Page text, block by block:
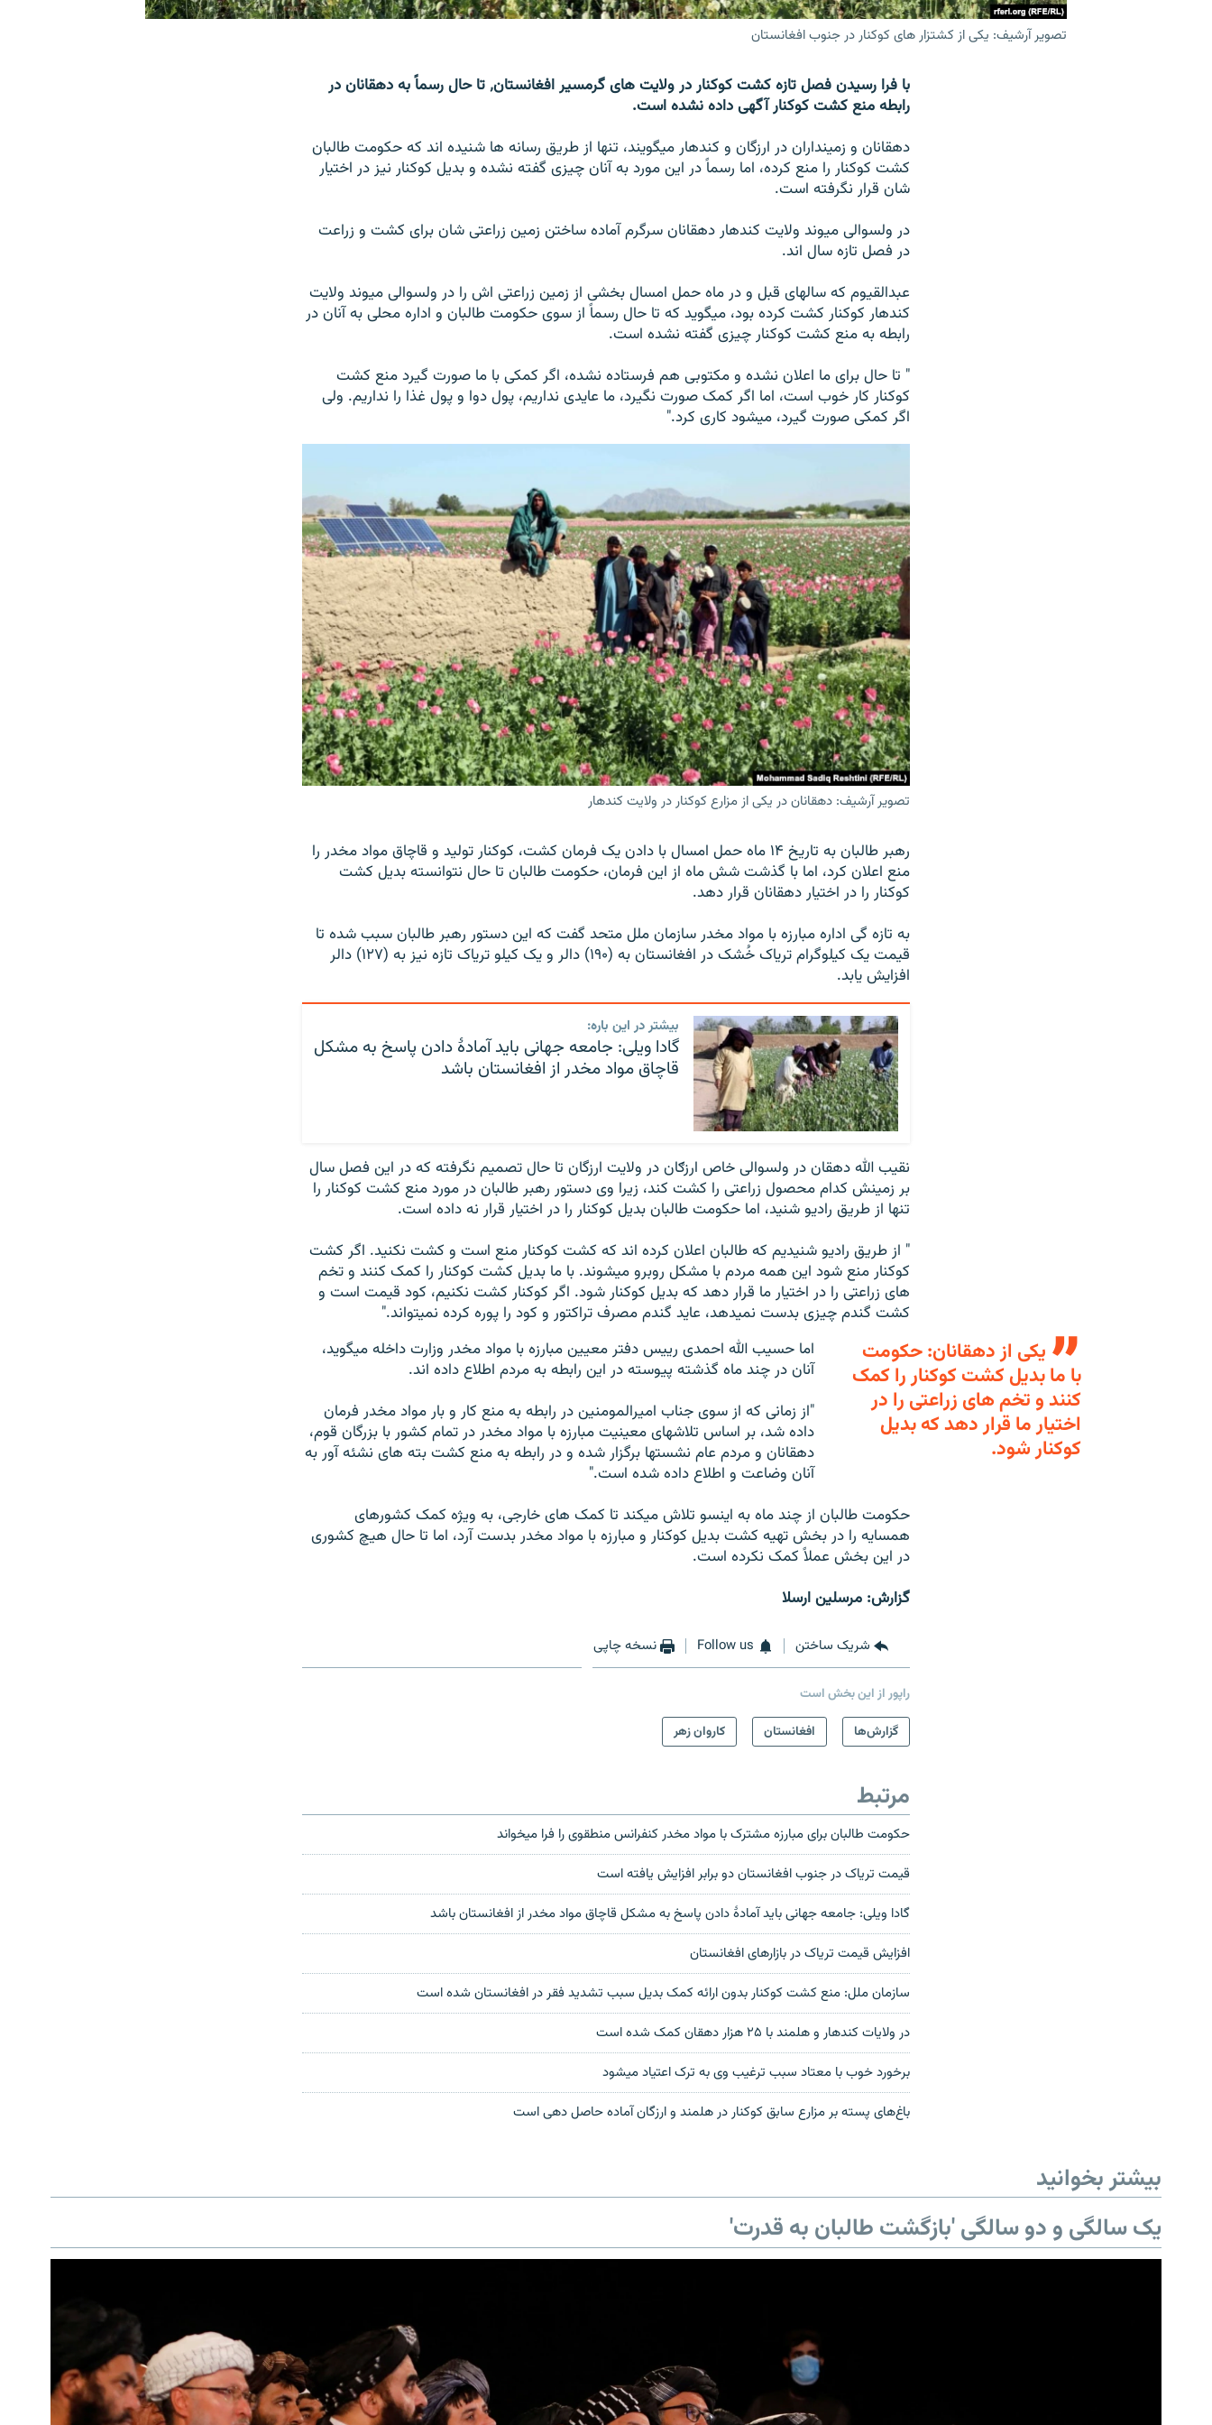
تصویر آرشیف: یکی از کشتزار های کوکنار در جنوب افغانستان
با فرا رسیدن فصل تازه کشت کوکنار در ولایت های گرمسیر افغانستان٬ تا حال رسماً به دهقانان در
رابطه منع کشت کوکنار آگهی داده نشده است.
دهقانان و زمینداران در ارزگان و کندهار میگویند، تنها از طریق رسانه ها شنیده اند که حکومت طالبان
کشت کوکنار را منع کرده، اما رسماً در این مورد به آنان چیزی گفته نشده و بدیل کوکنار نیز در اختیار
شان قرار نگرفته است.
در ولسوالی میوند ولایت کندهار دهقانان سرگرم آماده ساختن زمین زراعتی شان برای کشت و زراعت
در فصل تازه سال اند.
عبدالقیوم که سالهای قبل و در ماه حمل امسال بخشی از زمین زراعتی اش را در ولسوالی میوند ولایت
کندهار کوکنار کشت کرده بود، میگوید که تا حال رسماً از سوی حکومت طالبان و اداره محلی به آنان در
رابطه به منع کشت کوکنار چیزی گفته نشده است.
" تا حال برای ما اعلان نشده و مکتوبی هم فرستاده نشده، اگر کمکی با ما صورت گیرد منع کشت
کوکنار کار خوب است، اما اگر کمک صورت نگیرد، ما عایدی نداریم، پول دوا و پول غذا را نداریم. ولی
اگر کمکی صورت گیرد، میشود کاری کرد."
تصویر آرشیف: دهقانان در یکی از مزارع کوکنار در ولایت کندهار
رهبر طالبان به تاریخ ۱۴ ماه حمل امسال با دادن یک فرمان کشت، کوکنار تولید و قاچاق مواد مخدر را
منع اعلان کرد، اما با گذشت شش ماه از این فرمان، حکومت طالبان تا حال نتوانسته بدیل کشت
کوکنار را در اختیار دهقانان قرار دهد.
به تازه گی اداره مبارزه با مواد مخدر سازمان ملل متحد گفت که این دستور رهبر طالبان سبب شده تا
قیمت یک کیلوگرام تریاک خُشک در افغانستان به (۱۹۰) دالر و یک کیلو تریاک تازه نیز به (۱۲۷) دالر
افزایش یابد.
بیشتر در این باره:
گادا ویلی: جامعه جهانی باید آمادهٔ دادن پاسخ به مشکل
قاچاق مواد مخدر از افغانستان باشد
نقیب الله دهقان در ولسوالی خاص ارزګان در ولایت ارزگان تا حال تصمیم نگرفته که در این فصل سال
بر زمینش کدام محصول زراعتی را کشت کند، زیرا وی دستور رهبر طالبان در مورد منع کشت کوکنار را
تنها از طریق رادیو شنید، اما حکومت طالبان بدیل کوکنار را در اختیار قرار نه داده است.
" از طریق رادیو شنیدیم که طالبان اعلان کرده اند که کشت کوکنار منع است و کشت نکنید. اگر کشت
کوکنار منع شود این همه مردم با مشکل روبرو میشوند. با ما بدیل کشت کوکنار را کمک کنند و تخم
های زراعتی را در اختیار ما قرار دهد که بدیل کوکنار شود. اگر کوکنار کشت نکنیم، کود قیمت است و
کشت گندم چیزی بدست نمیدهد، عاید گندم مصرف تراکتور و کود را پوره کرده نمیتواند."
یکی از دهقانان: حکومت
با ما بدیل کشت کوکنار را کمک
کنند و تخم های زراعتی را در
اختیار ما قرار دهد که بدیل
کوکنار شود.
اما حسیب الله احمدی رییس دفتر معیین مبارزه با مواد مخدر وزارت داخله میگوید،
آنان در چند ماه گذشته پیوسته در این رابطه به مردم اطلاع داده اند.
"از زمانی که از سوی جناب امیرالمومنین در رابطه به منع کار و بار مواد مخدر فرمان
داده شد، بر اساس تلاشهای معینیت مبارزه با مواد مخدر در تمام کشور با بزرگان قوم،
دهقانان و مردم عام نشستها برگزار شده و در رابطه به منع کشت بته های نشئه آور به
آنان وضاعت و اطلاع داده شده است."
حکومت طالبان از چند ماه به اینسو تلاش میکند تا کمک های خارجی، به ویژه کمک کشورهای
همسایه را در بخش تهیه کشت بدیل کوکنار و مبارزه با مواد مخدر بدست آرد، اما تا حال هیچ کشوری
در این بخش عملاً کمک نکرده است.
گزارش: مرسلین ارسلا
شریک ساختن Follow us نسخه چاپی
راپور از این بخش است
گزارش‌ها
افغانستان کاروان زهر
مرتبط
حکومت طالبان برای مبارزه مشترک با مواد مخدر کنفرانس منطقوی را فرا میخواند
قیمت تریاک در جنوب افغانستان دو برابر افزایش یافته است
گادا ویلی: جامعه جهانی باید آمادهٔ دادن پاسخ به مشکل قاچاق مواد مخدر از افغانستان باشد
افزایش قیمت‌ تریاک در بازارهای افغانستان
سازمان ملل: منع کشت کوکنار بدون ارائه کمک بدیل سبب تشدید فقر در افغانستان شده است
در ولایات کندهار و هلمند با ۲۵ هزار دهقان کمک شده است
برخورد خوب با معتاد سبب ترغیب وی به ترک اعتیاد میشود
باغ‌های پسته بر مزارع سابق کوکنار در هلمند و ارزگان آماده حاصل دهی است
بیشتر بخوانید
یک سالگی و دو سالگی 'بازگشت طالبان به قدرت'